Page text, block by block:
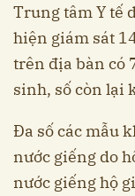
Trung tâm Y tế
hiện giám sát
trên địa bàn có
sinh, số còn lại
Đa số các mẫu
nước giếng do
nước giếng hộ